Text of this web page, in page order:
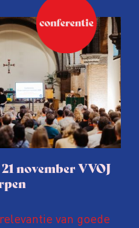
november VVOJ
van goede